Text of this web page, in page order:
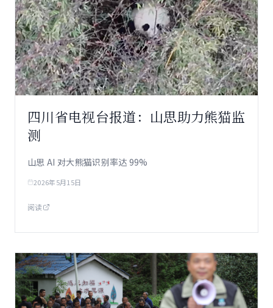
四川省电视台报道：山思助力熊猫监
测
山思 AI 对大熊猫识别率达 99%
2026年5月15日
阅读